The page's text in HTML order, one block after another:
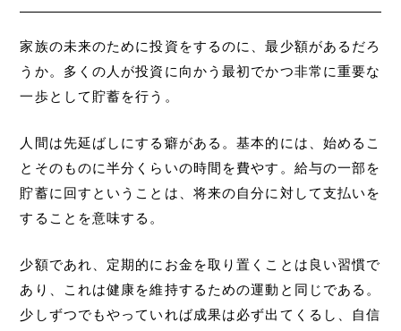
家族の未来のために投資をするのに、最少額があるだろ
うか。多くの人が投資に向かう最初でかつ非常に重要な
一歩として貯蓄を行う。
人間は先延ばしにする癖がある。基本的には、始めるこ
とそのものに半分くらいの時間を費やす。給与の一部を
貯蓄に回すということは、将来の自分に対して支払いを
することを意味する。
少額であれ、定期的にお金を取り置くことは良い習慣で
あり、これは健康を維持するための運動と同じである。
少しずつでもやっていれば成果は必ず出てくるし、自信